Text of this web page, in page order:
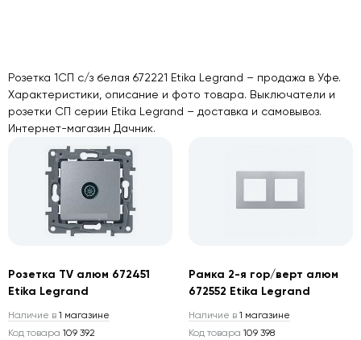
Розетка 1СП с/з белая 672221 Etika Legrand – продажа в Уфе.
Характеристики, описание и фото товара. Выключатели и
розетки СП серии Etika Legrand – доставка и самовывоз.
Интернет-магазин Дачник.
Розетка TV алюм 672451
Etika Legrand
Наличие в 1 магазине
Код товара 109 392
Рамка 2-я гор/верт алюм
672552 Etika Legrand
Наличие в 1 магазине
Код товара 109 398